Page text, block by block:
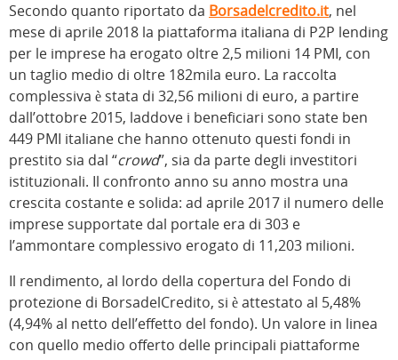
Secondo quanto riportato da Borsadelcredito.it, nel
mese di aprile 2018 la piattaforma italiana di P2P lending
per le imprese ha erogato oltre 2,5 milioni 14 PMI, con
un taglio medio di oltre 182mila euro. La raccolta
complessiva è stata di 32,56 milioni di euro, a partire
dall’ottobre 2015, laddove i beneficiari sono state ben
449 PMI italiane che hanno ottenuto questi fondi in
prestito sia dal “crowd”, sia da parte degli investitori
istituzionali. Il confronto anno su anno mostra una
crescita costante e solida: ad aprile 2017 il numero delle
imprese supportate dal portale era di 303 e
l’ammontare complessivo erogato di 11,203 milioni.
Il rendimento, al lordo della copertura del Fondo di
protezione di BorsadelCredito, si è attestato al 5,48%
(4,94% al netto dell’effetto del fondo). Un valore in linea
con quello medio offerto delle principali piattaforme